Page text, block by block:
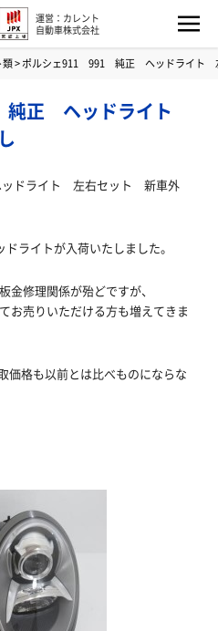
運営：カレント
自動車株式会社
類>ポルシェ911 991 純正 ヘッドライト
正 ヘッドライト
ドライト 左右セット 新車外
ライトが入荷いたしました。
金修理関係が殆どですが、
お売りいただける方も増えてきま
価格も以前とは比べものにならな